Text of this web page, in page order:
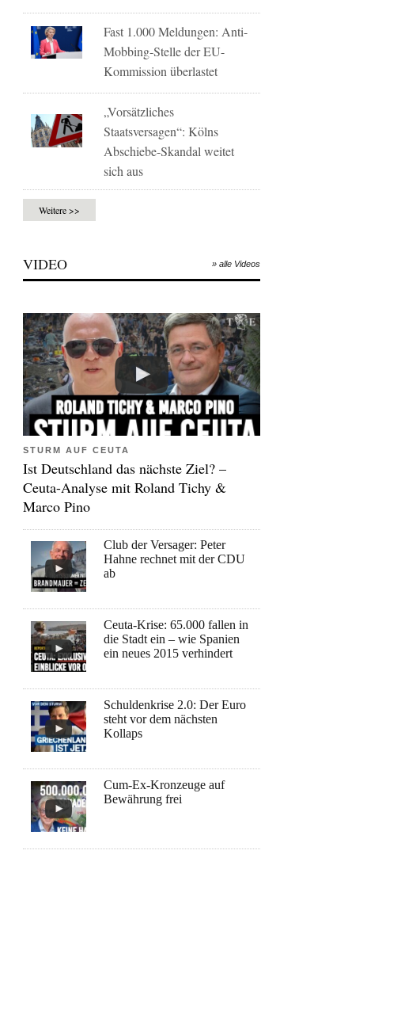
Fast 1.000 Meldungen: Anti-
Mobbing-Stelle der EU-
Kommission überlastet
„Vorsätzliches
Staatsversagen“: Kölns
Abschiebe-Skandal weitet
sich aus
Weitere >>
VIDEO » alle Videos
STURM AUF CEUTA
Ist Deutschland das nächste Ziel? –
Ceuta-Analyse mit Roland Tichy &
Marco Pino
Club der Versager: Peter
Hahne rechnet mit der CDU
ab
Ceuta-Krise: 65.000 fallen in
die Stadt ein – wie Spanien
ein neues 2015 verhindert
Schuldenkrise 2.0: Der Euro
steht vor dem nächsten
Kollaps
Cum-Ex-Kronzeuge auf
Bewährung frei